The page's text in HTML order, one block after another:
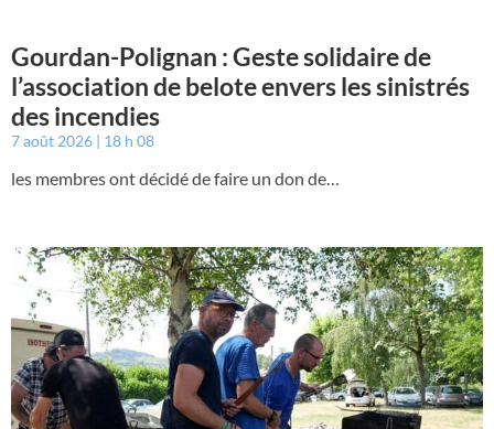
Gourdan-Polignan : Geste solidaire de
l’association de belote envers les sinistrés
des incendies
7 août 2026 18 h 08
les membres ont décidé de faire un don de…